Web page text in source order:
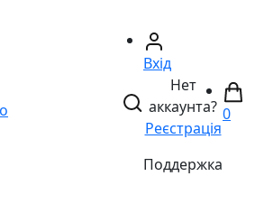
Вхід
Нет
аккаунта?
Реєстрація
Поддержка
0